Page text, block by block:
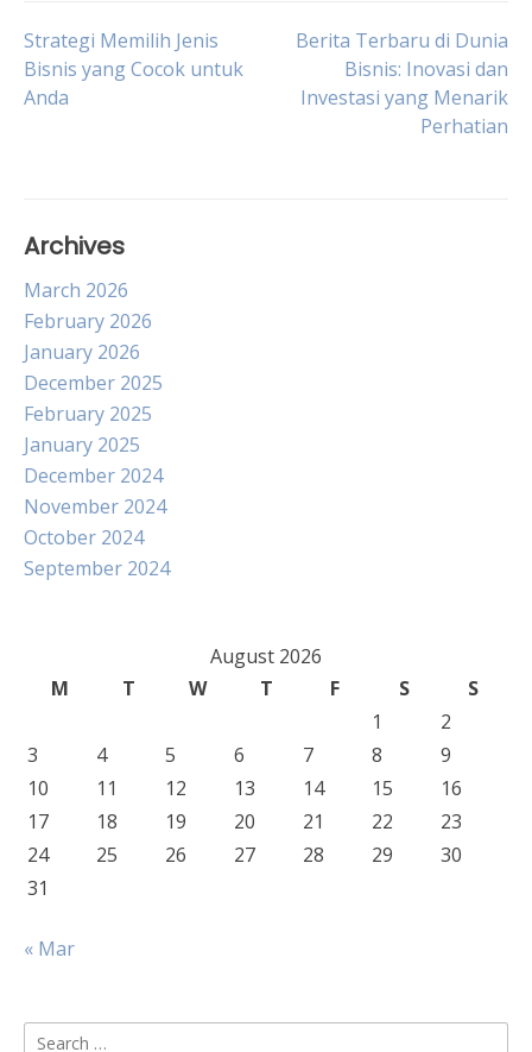
Post
navigation
Strategi Memilih Jenis
Bisnis yang Cocok untuk
Anda
Berita Terbaru di Dunia
Bisnis: Inovasi dan
Investasi yang Menarik
Perhatian
Archives
March 2026
February 2026
January 2026
December 2025
February 2025
January 2025
December 2024
November 2024
October 2024
September 2024
August 2026
M
T W T F S
S
1
2
3
4 5 6 7 8
9
10
11 12 13 14 15
16
17
18 19 20 21 22
23
24
25 26 27 28 29
30
31
« Mar
Search